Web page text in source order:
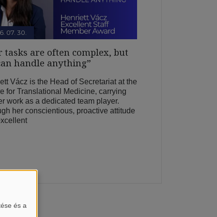
07. 30.
tasks are often complex, but
handle anything”
Vácz is the Head of Secretariat at the
for Translational Medicine, carrying
work as a dedicated team player.
her conscientious, proactive attitude
és a